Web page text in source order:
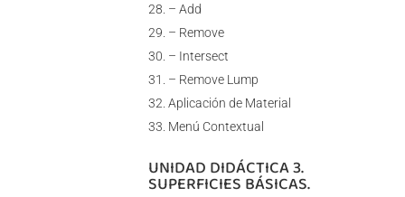
– Add
– Remove
– Intersect
– Remove Lump
Aplicación de Material
Menú Contextual
UNIDAD DIDÁCTICA 3.
SUPERFICIES BÁSICAS.